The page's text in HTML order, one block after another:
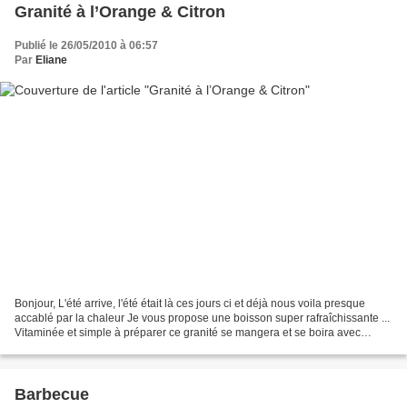
Granité à l’Orange & Citron
Publié le 26/05/2010 à 06:57
Par Eliane
Bonjour, L'été arrive, l'été était là ces jours ci et déjà nous voila presque
accablé par la chaleur Je vous propose une boisson super rafraîchissante ...
Vitaminée et simple à préparer ce granité se mangera et se boira avec
Barbecue